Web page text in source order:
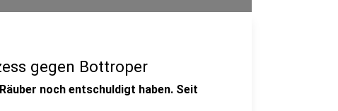
gegen Bottroper
noch entschuldigt haben. Seit